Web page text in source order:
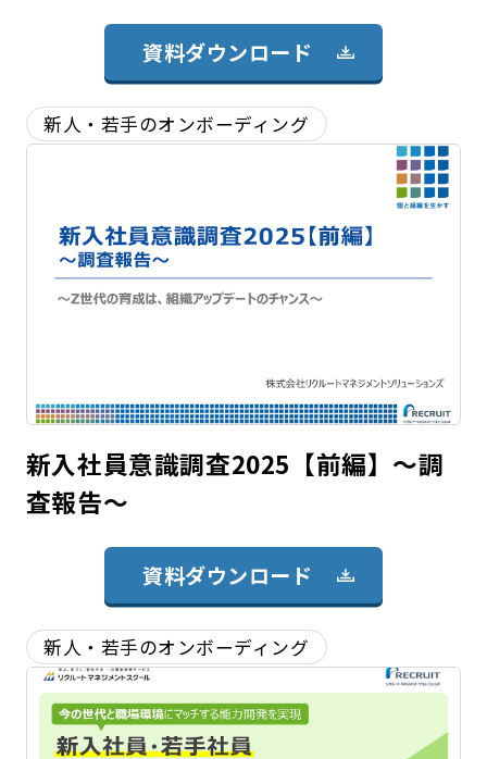
資料ダウンロード
新人・若手のオンボーディング
新入社員意識調査2025【前編】～調
査報告～
資料ダウンロード
新人・若手のオンボーディング